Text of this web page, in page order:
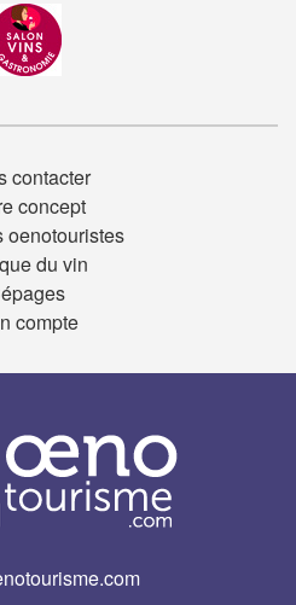
contacter
concept
oenotouristes
du vin
compte